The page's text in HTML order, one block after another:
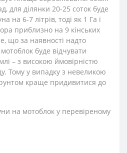
для ділянки 20-25 соток буде
на 6-7 літрів, тоді як 1 Га і
приблизно на 9 кінських
що за наявності надто
буде відчувати
– з високою ймовірністю
Тому у випадку з невеликою
краще придивитися до
на мотоблок у перевіреному